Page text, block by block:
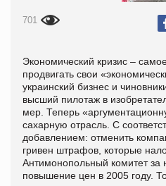
701
Экономический кризис –
продвигать свои
украинский бизнес и
высший пилотаж в
мер. Теперь
сахарную отрасль. С
добавлением: отменить
гривен штрафов, которые
Антимонопольный комитет за
повышение цен в 2005 году.